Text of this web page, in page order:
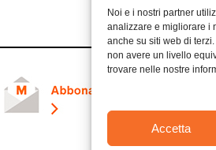
Noi e i nostri partner
analizzare e migliorare i
anche su siti web di
non avere un livello
trovare nelle nostre
Accetta